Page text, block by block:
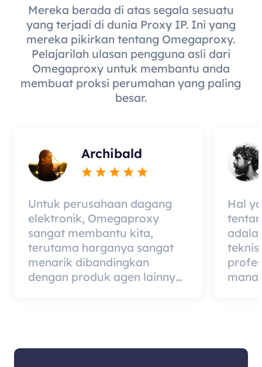
Mereka berada di atas segala sesuatu
yang terjadi di dunia Proxy IP. Ini yang
mereka pikirkan tentang Omegaproxy.
Pelajarilah ulasan pengguna asli dari
Omegaproxy untuk membantu anda
membuat proksi perumahan yang paling
besar.
Archibald
Untuk perusahaan dagang
elektronik, Omegaproxy
sangat membantu kita,
terutama harganya sangat
menarik dibandingkan
dengan produk agen lainnya,
Hal